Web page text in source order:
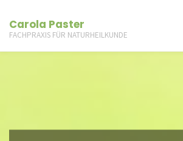
Carola Paster
FACHPRAXIS FÜR NATURHEILKUNDE